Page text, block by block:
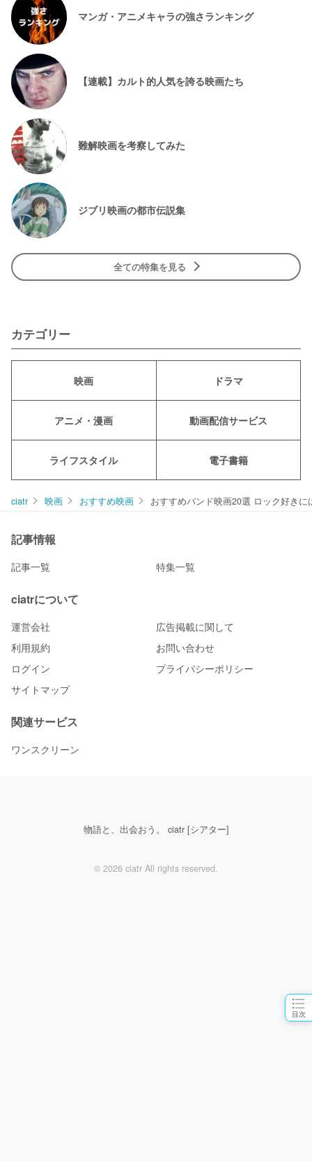
目次
マンガ・アニメキャラの強さランキング
【連載】カルト的人気を誇る映画たち
難解映画を考察してみた
ジブリ映画の都市伝説集
全ての特集を見る
カテゴリー
映画 ドラマ
アニメ・漫画 動画配信サービス
ライフスタイル 電子書籍
ciatr 映画 おすすめ映画 おすすめバンド映画20選 ロック好き
記事情報
記事一覧 特集一覧
ciatrについて
運営会社
広告掲載に関して
利用規約
お問い合わせ
ログイン
プライバシーポリシー
サイトマップ
関連サービス
ワンスクリーン
物語と、出会おう。 ciatr [シアター]
© 2026 ciatr All rights reserved.